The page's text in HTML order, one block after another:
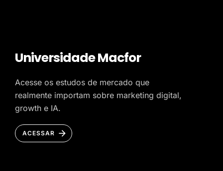
Universidade Macfor
Acesse os estudos de mercado que
realmente importam sobre marketing digital,
growth e IA.
ACESSAR